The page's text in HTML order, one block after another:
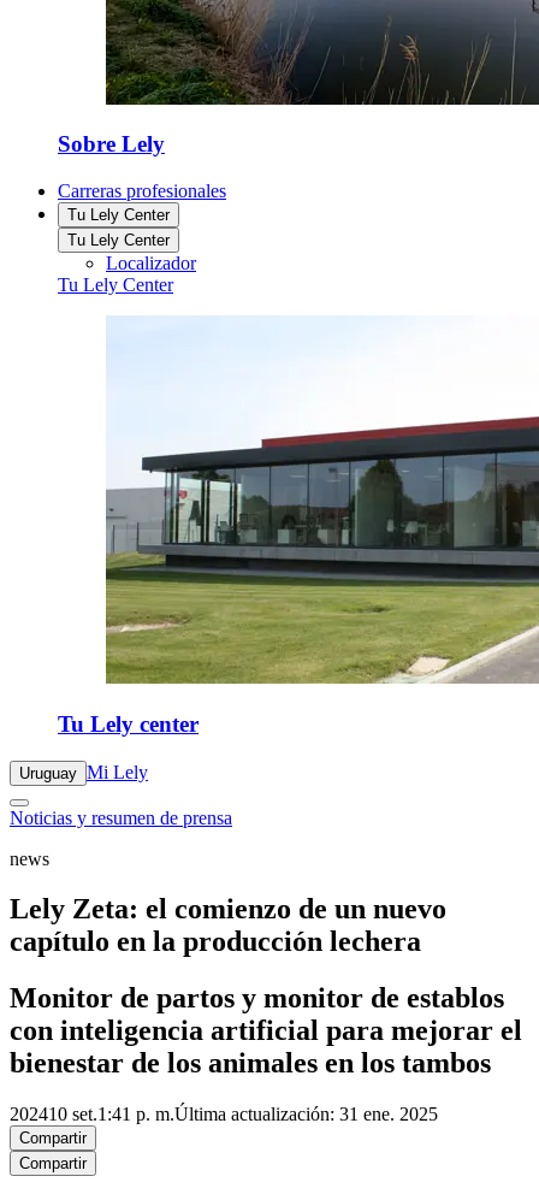
Sobre Lely
Carreras profesionales
Tu Lely Center
Tu Lely Center
Localizador
Tu Lely Center
Tu Lely center
Uruguay Mi Lely
Noticias y resumen de prensa
news
Lely Zeta: el comienzo de un nuevo
capítulo en la producción lechera
Monitor de partos y monitor de establos
con inteligencia artificial para mejorar el
bienestar de los animales en los tambos
202410 set.1:41 p. m.Última actualización: 31 ene. 2025
Compartir
Compartir